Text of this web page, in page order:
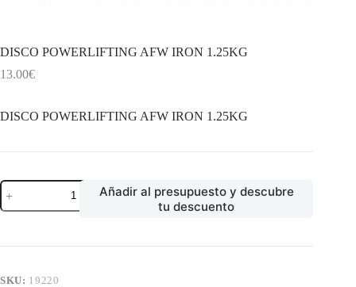
DISCO POWERLIFTING AFW IRON 1.25KG
13.00€
DISCO POWERLIFTING AFW IRON 1.25KG
DISCO
POWERLIFTING
AFW
Añadir al presupuesto y descubre
tu descuento
SKU: 19220